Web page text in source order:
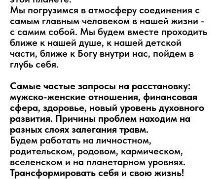
Мы погрузимся в атмосферу соединения с
самым главным человеком в нашей жизни -
с самим собой. Мы будем вместе проходить
ближе к нашей душе, к нашей детской
части, ближе к Богу внутри нас, пойдем в
глубь себя.
Самые частые запросы на расстановку:
мужско-женские отношения, финансовая
сфера, здоровье, новый уровень духовного
развития. Причины проблем находим на
разных слоях залегания травм.
Будем работать на личностном,
родительском, родовом, кармическом,
вселенском и на планетарном уровнях.
Трансформировать себя и свою жизнь!